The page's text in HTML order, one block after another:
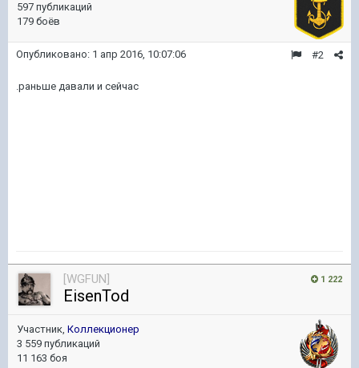
597 публикаций
179 боёв
#2
Опубликовано: 1 апр 2016, 10:07:06
.раньше давали и сейчас
1 222
[WGFUN]
EisenTod
Участник, Коллекционер
3 559 публикаций
11 163 боя